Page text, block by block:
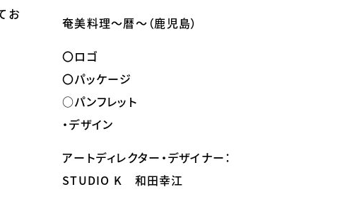
お
奄美料理～暦～（鹿児島）
〇ロゴ
〇パッケージ
○パンフレット
・デザイン
アートディレクター・デザイナー：
STUDIO K 和田幸江